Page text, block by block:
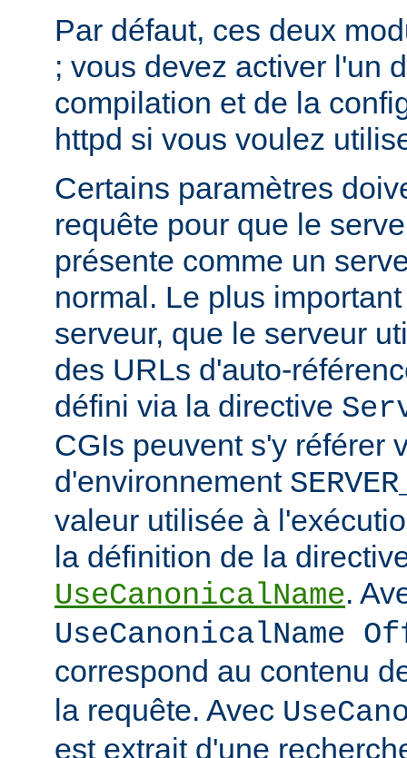
Par défaut, ces deux
; vous devez activer l'un
compilation et de la
httpd si vous voulez
Certains paramètres
requête pour que le
présente comme un
normal. Le plus
serveur, que le serveur
des URLs d'auto-
défini via la directive
CGIs peuvent s'y référer
d'environnement
valeur utilisée à
la définition de la
UseCanonicalName.
UseCanonicalName
correspond au contenu
la requête. Avec
est extrait d'une